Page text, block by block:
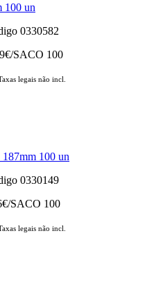
100 un
0330582
€/SACO 100
legais não incl.
100 un
0330149
€/SACO 100
legais não incl.